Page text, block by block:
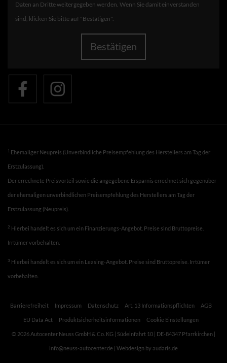
Daten an Dritte weitergegeben werden. Wenn Sie damit einverstanden
sind, klicken Sie bitte auf "Bestätigen".
Bestätigen
1 Ehemaliger Neupreis (Unverbindliche Preisempfehlung des Herstellers am Tag der
Erstzulassung).
Der errechnete Preisvorteil sowie die angegebene Ersparnis errechnet sich gegenüber
der ehemaligen unverbindlichen Preisempfehlung des Herstellers am Tag der
Erstzulassung (Neupreis).
2 Hierbei handelt es sich um ein Finanzierungs-Angebot. Preise sind Bruttopreise.
Irrtümer vorbehalten.
3 Hierbei handelt es sich um ein Leasing-Angebot. Preise sind Bruttopreise. Irrtümer
vorbehalten.
Barrierefreiheit Impressum Datenschutz Art. 13 Informationspflichten AGB
EU Data Act Produktsicherheitsinformationen Cookie Einstellungen
© 2026 Autocenter Neuss GmbH & Co. KG | Südeinfahrt 10 | DE-84347 Pfarrkirchen |
info@neuss-autocenter.de | Webdesign by audaris.de